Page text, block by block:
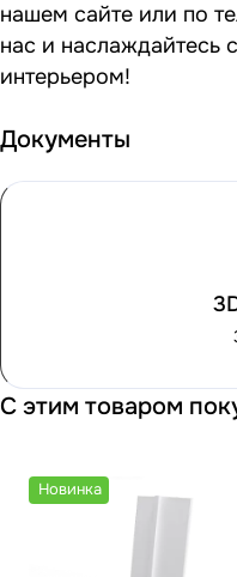
нашем сайте или по
нас и наслаждайтесь
интерьером!
Документы
С этим товаром
Новинка